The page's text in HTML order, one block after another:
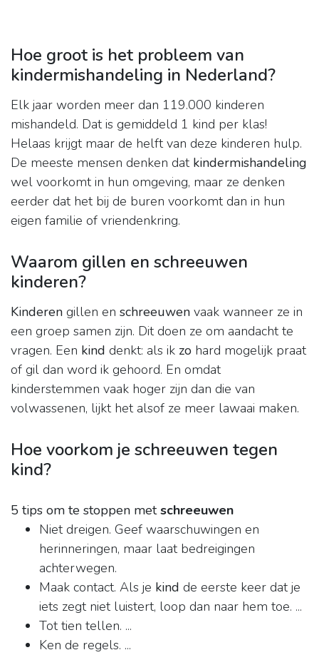
Hoe groot is het probleem van
kindermishandeling in Nederland?
Elk jaar worden meer dan 119.000 kinderen
mishandeld. Dat is gemiddeld 1 kind per klas!
Helaas krijgt maar de helft van deze kinderen hulp.
De meeste mensen denken dat kindermishandeling
wel voorkomt in hun omgeving, maar ze denken
eerder dat het bij de buren voorkomt dan in hun
eigen familie of vriendenkring.
Waarom gillen en schreeuwen
kinderen?
Kinderen gillen en schreeuwen vaak wanneer ze in
een groep samen zijn. Dit doen ze om aandacht te
vragen. Een kind denkt: als ik zo hard mogelijk praat
of gil dan word ik gehoord. En omdat
kinderstemmen vaak hoger zijn dan die van
volwassenen, lijkt het alsof ze meer lawaai maken.
Hoe voorkom je schreeuwen tegen
kind?
5 tips om te stoppen metschreeuwen
Niet dreigen. Geef waarschuwingen en
herinneringen, maar laat bedreigingen
achterwegen.
Maak contact. Als je kind de eerste keer dat je
iets zegt niet luistert, loop dan naar hem toe. ...
Tot tien tellen. ...
Ken de regels. ...